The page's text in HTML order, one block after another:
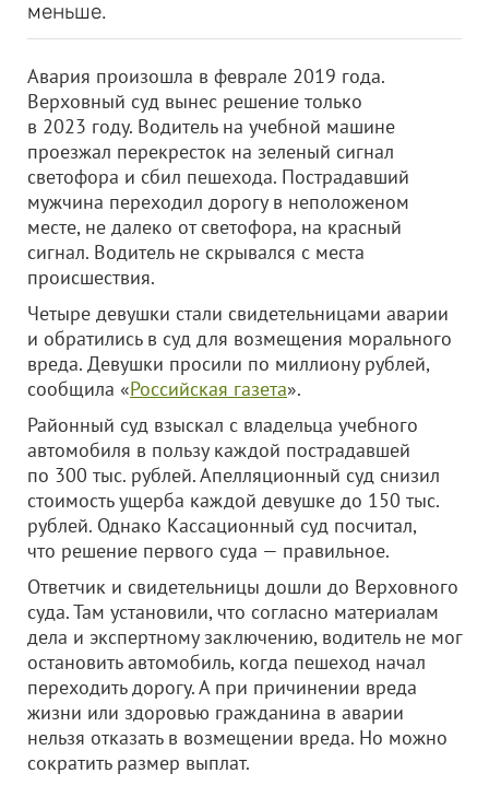
меньше.
Авария произошла в феврале 2019 года.
Верховный суд вынес решение только
в 2023 году. Водитель на учебной машине
проезжал перекресток на зеленый сигнал
светофора и сбил пешехода. Пострадавший
мужчина переходил дорогу в неположеном
месте, не далеко от светофора, на красный
сигнал. Водитель не скрывался с места
происшествия.
Четыре девушки стали свидетельницами аварии
и обратились в суд для возмещения морального
вреда. Девушки просили по миллиону рублей,
сообщила «Российская газета».
Районный суд взыскал с владельца учебного
автомобиля в пользу каждой пострадавшей
по 300 тыс. рублей. Апелляционный суд снизил
стоимость ущерба каждой девушке до 150 тыс.
рублей. Однако Кассационный суд посчитал,
что решение первого суда — правильное.
Ответчик и свидетельницы дошли до Верховного
суда. Там установили, что согласно материалам
дела и экспертному заключению, водитель не мог
остановить автомобиль, когда пешеход начал
переходить дорогу. А при причинении вреда
жизни или здоровью гражданина в аварии
нельзя отказать в возмещении вреда. Но можно
сократить размер выплат.